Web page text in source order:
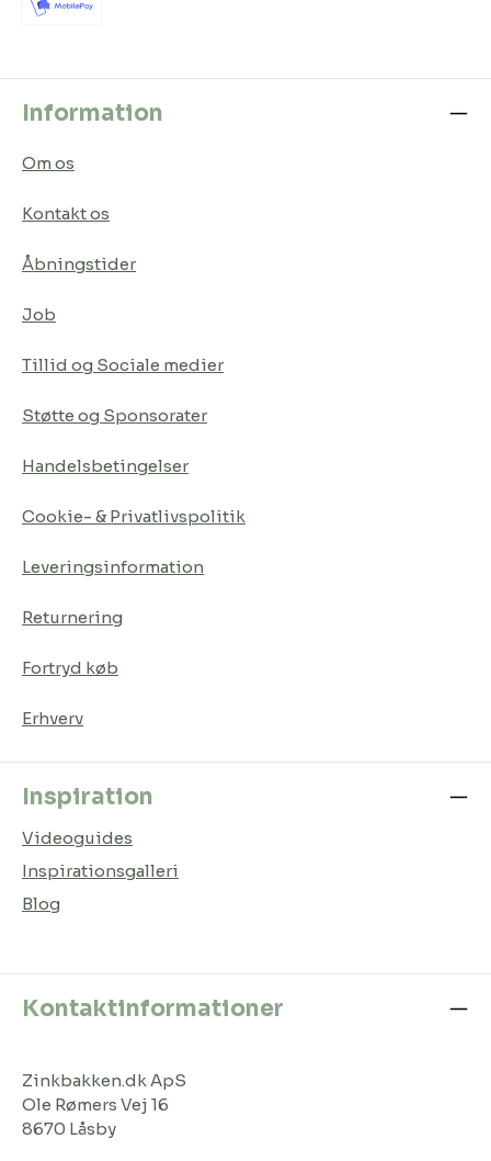
Information
Om os
Kontakt os
Åbningstider
Job
Tillid og Sociale medier
Støtte og Sponsorater
Handelsbetingelser
Cookie- & Privatlivspolitik
Leveringsinformation
Returnering
Fortryd køb
Erhverv
Inspiration
Videoguides
Inspirationsgalleri
Blog
Kontaktinformationer
Zinkbakken.dk ApS
Ole Rømers Vej 16
8670 Låsby